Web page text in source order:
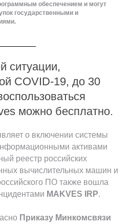
обеспечением и могут
государственными и
ситуации,
COVID-19, до 30
можно бесплатно.
о включении системы
активами
реестр российских
вычислительных машин и
ПО также вошла
MAKVES IRP.
Приказу Минкомсвязи